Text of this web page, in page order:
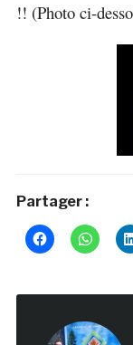
!! (Photo ci-
Partager :